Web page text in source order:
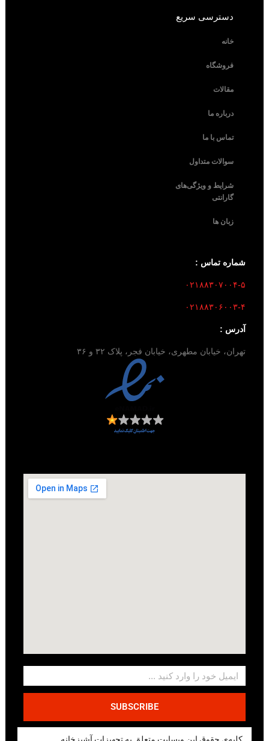
دسترسی سریع
خانه
فروشگاه
مقالات
درباره ما
تماس با ما
سوالات متداول
شرایط و ویژگی‌های
گارانتی
زبان ها
شماره تماس :
۰۲۱۸۸۳۰۷۰۰۴-۵
۰۲۱۸۸۳۰۶۰۰۳-۴
آدرس :
تهران، خیابان مطهری، خیابان فجر، پلاک ۳۲ و ۳۶
SUBSCRIBE
کلیه‌ی حقوق این وبسایت متعلق به تجهیزات آشپزخانه